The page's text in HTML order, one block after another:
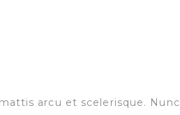
arcu et scelerisque. Nunc